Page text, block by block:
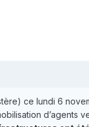
ce lundi 6
d’agents